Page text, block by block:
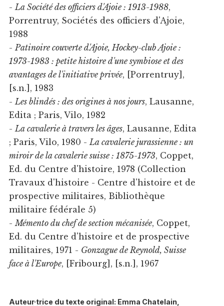
- La Société des officiers d'Ajoie : 1913-1988,
Porrentruy, Sociétés des officiers d'Ajoie,
1988
- Patinoire couverte d'Ajoie, Hockey-club Ajoie :
1973-1983 : petite histoire d'une symbiose et des
avantages de l'initiative privée, [Porrentruy],
[s.n.], 1983
- Les blindés : des origines à nos jours, Lausanne,
Edita ; Paris, Vilo, 1982
- La cavalerie à travers les âges, Lausanne, Edita
; Paris, Vilo, 1980 - La cavalerie jurassienne : un
miroir de la cavalerie suisse : 1875-1973, Coppet,
Ed. du Centre d'histoire, 1978 (Collection
Travaux d'histoire - Centre d'histoire et de
prospective militaires, Bibliothèque
militaire fédérale 5)
- Mémento du chef de section mécanisée, Coppet,
Ed. du Centre d'histoire et de prospective
militaires, 1971 - Gonzague de Reynold, Suisse
face à l'Europe, [Fribourg], [s.n.], 1967
Auteur·trice du texte original: Emma Chatelain,